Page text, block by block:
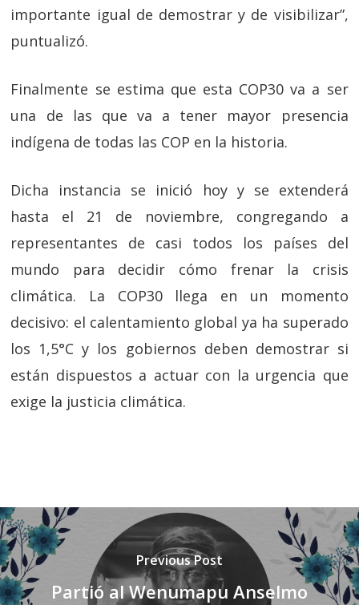
importante igual de demostrar y de visibilizar”,
puntualizó.
Finalmente se estima que esta COP30 va a ser
una de las que va a tener mayor presencia
indígena de todas las COP en la historia.
Dicha instancia se inició hoy y se extenderá
hasta el 21 de noviembre, congregando a
representantes de casi todos los países del
mundo para decidir cómo frenar la crisis
climática. La COP30 llega en un momento
decisivo: el calentamiento global ya ha superado
los 1,5°C y los gobiernos deben demostrar si
están dispuestos a actuar con la urgencia que
exige la justicia climática.
Previous Post
Partió al Wenumapu Anselmo